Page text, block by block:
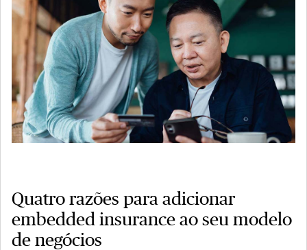
Quatro razões para adicionar
embedded insurance ao seu modelo
de negócios